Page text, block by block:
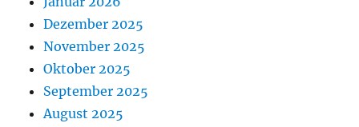
Dezember 2025
November 2025
Oktober 2025
September 2025
August 2025